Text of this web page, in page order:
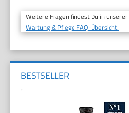
Weitere Fragen findest Du in unserer
Wartung & Pflege FAQ-Übersicht.
BESTSELLER